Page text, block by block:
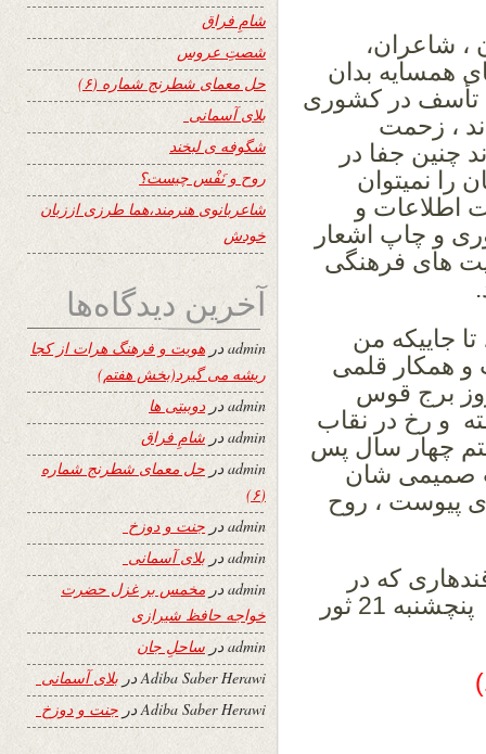
، شاعران،
همسایه بدان
تأسف در کشوری
، زحمت
جفا در
نمیتوان
اطلاعات و
و چاپ اشعار
های فرهنگی
جاییکه من
و همکار قلمی
برج قوس
و رخ در نقاب
چهار سال پس
دوست صمیمی شان
پیوست ، روح
که در
شماره 4 سال پنجم جریده ترجمان مؤرخ پنچشنبه 21 ثور
شامِ فراق
شصتِ عروس
حل معمای شطرنج شماره (۶)
بلای آسمانی
شگوفه ى لبخند
روح و نَفْس چیست؟
شاعربانوی هنرمند،هما طرزی اززبان
خودش
آخرین دیدگاه‌ها
adminدر هویت و فرهنگ هرات از کجا
ریشه می گیرد(بخش هفتم)
admin دردوبیتی ها
adminدر شامِ فراق
adminدر حل معمای شطرنج شماره
(۶)
adminدر جنت و دوزخ
adminدر بلای آسمانی
adminدر مخمس بر غزل حضرت
خواجه حافظ شیرازی
adminدر ساحلِ جان
Adiba Saber Herawiدر بلای آسمانی
Adiba Saber Herawiدر جنت و دوزخ